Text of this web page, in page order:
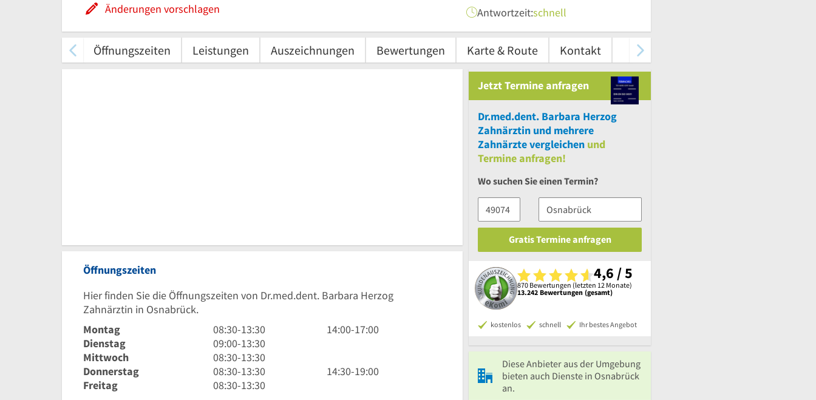
Antwortzeit:schnell
Änderungen vorschlagen
Öffnungszeiten Leistungen Auszeichnungen Bewertungen Karte & Route Kontakt
Öffnungszeiten
Hier finden Sie die Öffnungszeiten von Dr.med.dent. Barbara Herzog
Zahnärztin in Osnabrück.
Montag
8
Uhr
30
bis
13
08:30-13:30
14
17
14:00-17:00
Dienstag
9
Uhr
bis
13
09:00-13:30
Mittwoch
8
Uhr
30
08:30-13:30
Donnerstag
8
Uhr
08:30-13:30
14
14:30-19:00
Freitag
8
08:30-13:30
JetztTermine anfragen
Dr.med.dent. Barbara Herzog
Zahnärztin und mehrere
Zahnärzte vergleichen und
Termine anfragen!
Wo suchen Sie einen Termin?
Gratis Termine anfragen
4,6 / 5
870 Bewertungen (letzten 12 Monate)
13.242 Bewertungen (gesamt)
kostenlos schnell Ihr bestes Angebot
Diese Anbieter aus der Umgebung
bieten auch Dienste in Osnabrück
an.